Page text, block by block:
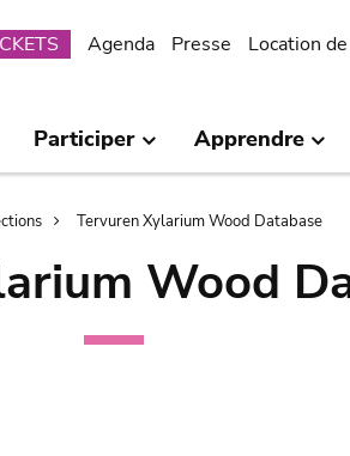
Agenda Presse Location
Participer Apprendre
Tervuren Xylarium Wood Database
Wood